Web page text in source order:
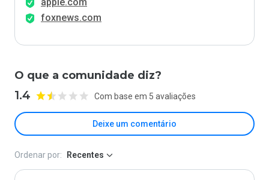
foxnews.com
O que a comunidade diz?
1.4 Com base em 5 avaliações
Deixe um comentário
Ordenar por: Recentes